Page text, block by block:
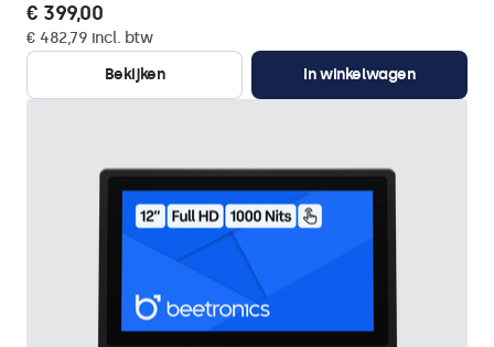
€ 399,00
€ 482,79 incl. btw
Bekijken
In winkelwagen